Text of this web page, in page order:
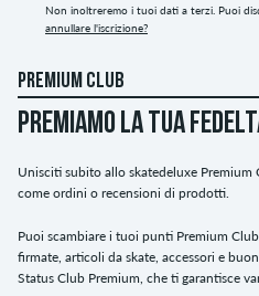
Non inoltreremo i tuoi dati a terzi. Puoi
annullare l'iscrizione?
PREMIUM CLUB
PREMIAMO LA TUA
Unisciti subito allo skatedeluxe
come ordini o recensioni di prodotti.
Puoi scambiare i tuoi punti Premium
firmate, articoli da skate, accessori e
Status Club Premium, che ti garantisce